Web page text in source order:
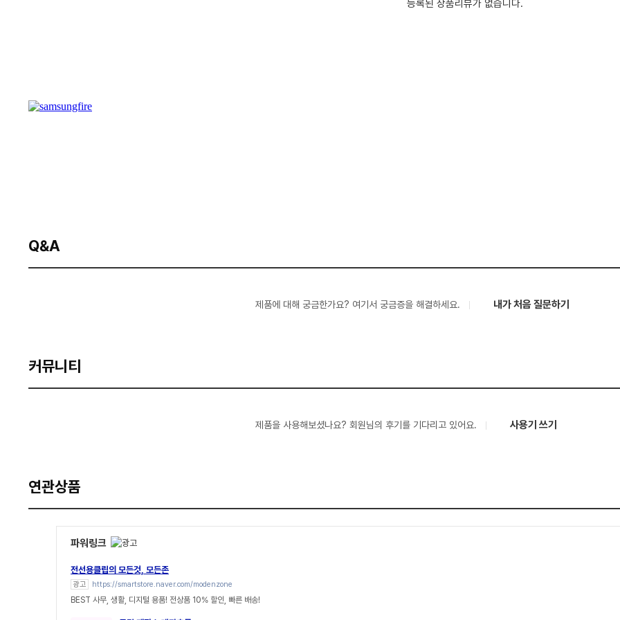
등록된 상품리뷰가 없습니다.
Q&A
제품에 대해 궁금한가요? 여기서 궁금증을 해결하세요. 내가 처음 질문하기
커뮤니티
제품을 사용해보셨나요? 회원님의 후기를 기다리고 있어요. 사용기 쓰기
연관상품
파워링크
전선용클립의 모든것, 모든존
광고 https://smartstore.naver.com/modenzone
BEST 사무, 생활, 디지털 용품! 전상품 10% 할인, 빠른 배송!